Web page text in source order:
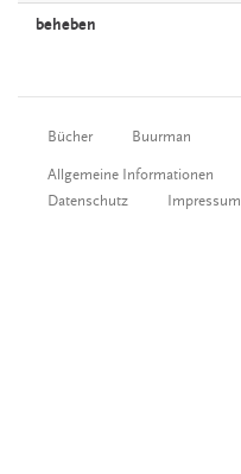
beheben
Bücher Buurman
Allgemeine Informationen
Datenschutz
Impressum